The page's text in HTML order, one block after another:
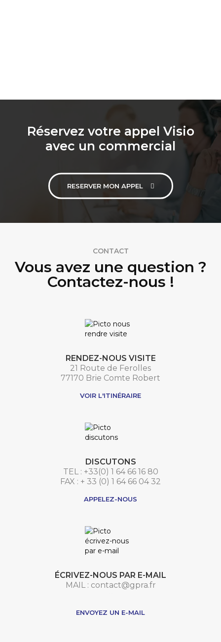
Réservez votre appel Visio
avec un commercial
RESERVER MON APPEL
CONTACT
Vous avez une question ?
Contactez-nous !
RENDEZ-NOUS VISITE
21 Route de Ferolles
77170 Brie Comte Robert
VOIR L'ITINÉRAIRE
DISCUTONS
TEL : +33(0) 1 64 66 16 80
FAX : + 33 (0) 1 64 66 04 32
APPELEZ-NOUS
ÉCRIVEZ-NOUS PAR E-MAIL
MAIL : contact@gpra.fr
ENVOYEZ UN E-MAIL